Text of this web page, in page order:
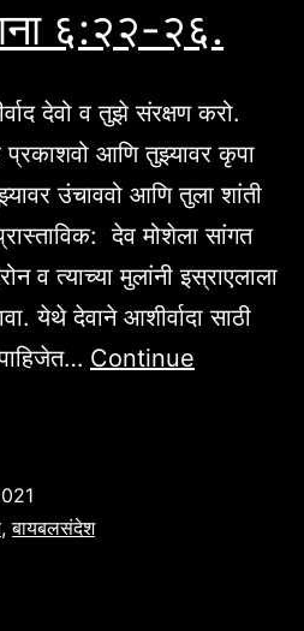
६:२२-२६.
देवो व तुझे संरक्षण करो.
आणि तुझ्यावर कृपा
उंचाववो आणि तुला शांती
देव मोशेला सांगत
व त्याच्या मुलांनी इस्राएलाला
येथे देवाने आशीर्वादा साठी
Continue
,बायबलसंदेश